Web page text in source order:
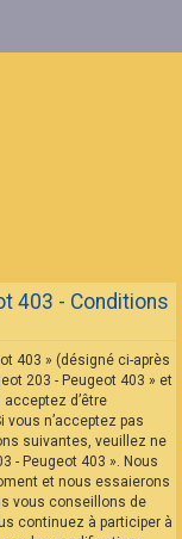
403 - Conditions
403 » (désigné ci-après
203 - Peugeot 403 » et
d’être
n’acceptez pas
suivantes, veuillez ne
- Peugeot 403 ». Nous
et nous essaierons
vous conseillons de
continuez à participer à